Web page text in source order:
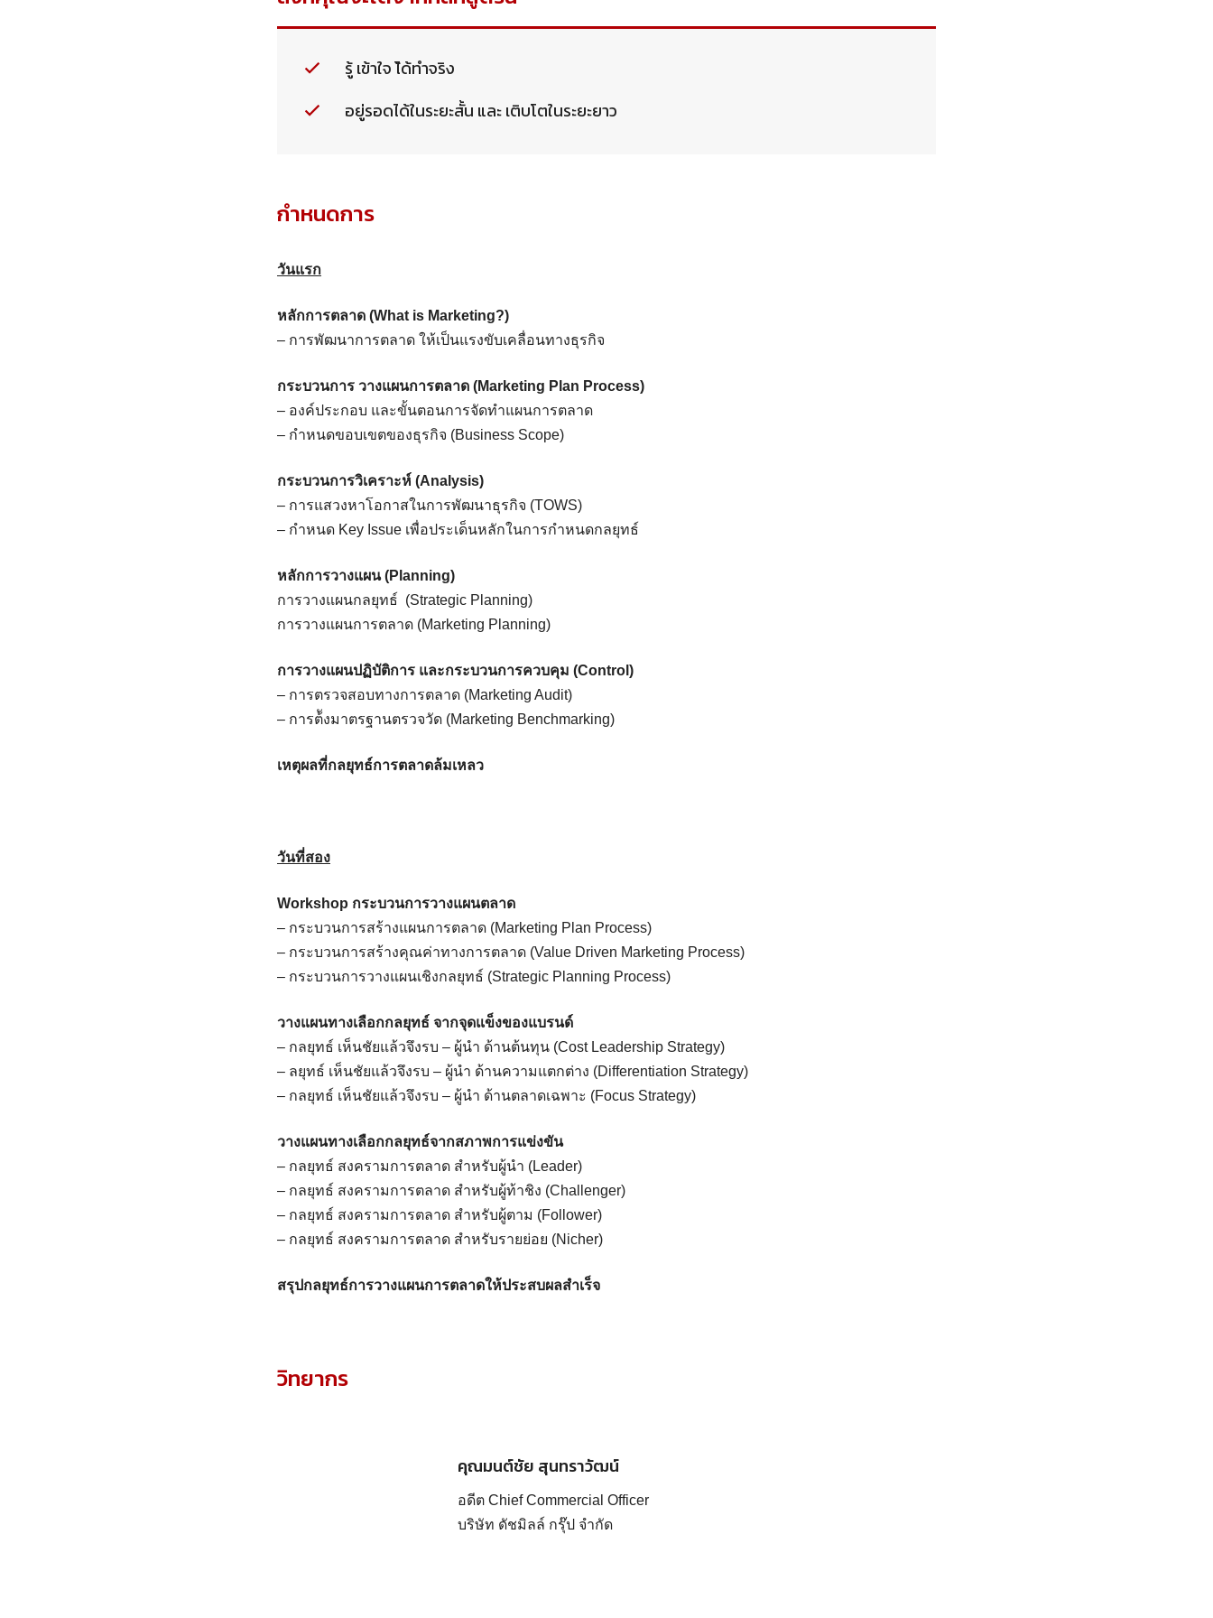
รู้ เข้าใจ ไ้ด้ทำจริง
อยู่รอดได้ในระยะสั้น และ เติบโตในระยะยาว
กำหนดการ
วันแรก
หลักการตลาด (What is Marketing?)
– การพัฒนาการตลาด ให้เป็นแรงขับเคลื่อนทางธุรกิจ
กระบวนการ วางแผนการตลาด (Marketing Plan Process)
– องค์ประกอบ และขั้นตอนการจัดทําแผนการตลาด
– กำหนดขอบเขตของธุรกิจ (Business Scope)
กระบวนการวิเคราะห์ (Analysis)
– การแสวงหาโอกาสในการพัฒนาธุรกิจ (TOWS)
– กําหนด Key Issue เพื่อประเด็นหลักในการกําหนดกลยุทธ์
หลักการวางแผน (Planning)
การวางแผนกลยุทธ์ (Strategic Planning)
การวางแผนการตลาด (Marketing Planning)
การวางแผนปฏิบัติการ และกระบวนการควบคุม (Control)
– การตรวจสอบทางการตลาด (Marketing Audit)
– การต้ังมาตรฐานตรวจวัด (Marketing Benchmarking)
เหตุผลที่กลยุทธ์การตลาดล้มเหลว
วันที่สอง
Workshop กระบวนการวางแผนตลาด
– กระบวนการสร้างแผนการตลาด (Marketing Plan Process)
– กระบวนการสร้างคุณค่าทางการตลาด (Value Driven Marketing Process)
– กระบวนการวางแผนเชิงกลยุทธ์ (Strategic Planning Process)
วางแผนทางเลือกกลยุทธ์ จากจุดแข็งของแบรนด์
– กลยุทธ์ เห็นชัยแล้วจึงรบ – ผู้นำ ด้านต้นทุน (Cost Leadership Strategy)
– ลยุทธ์ เห็นชัยแล้วจึงรบ – ผู้นำ ด้านความแตกต่าง (Differentiation Strategy)
– กลยุทธ์ เห็นชัยแล้วจึงรบ – ผู้นำ ด้านตลาดเฉพาะ (Focus Strategy)
วางแผนทางเลือกกลยุทธ์จากสภาพการแข่งขัน
– กลยุทธ์ สงครามการตลาด สำหรับผู้นำ (Leader)
– กลยุทธ์ สงครามการตลาด สำหรับผู้ท้าชิง (Challenger)
– กลยุทธ์ สงครามการตลาด สำหรับผู้ตาม (Follower)
– กลยุทธ์ สงครามการตลาด สำหรับรายย่อย (Nicher)
สรุปกลยุทธ์การวางแผนการตลาดให้ประสบผลสำเร็จ
วิทยากร
คุณมนต์ชัย สุนทราวัฒน์
อดีต Chief Commercial Officer
บริษัท ดัชมิลล์ กรุ๊ป จำกัด